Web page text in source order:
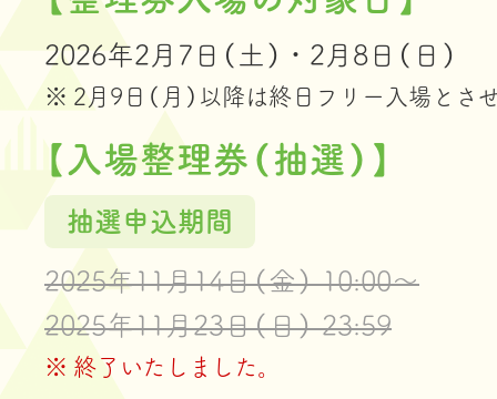
2026年2月7日（土）・2月8日（日）
2月9日（月）以降は終日フリー入場とさ
【入場整理券（抽選）】
抽選申込期間
2025年11月14日（金） 10:00～
2025年11月23日（日） 23:59
終了いたしました。